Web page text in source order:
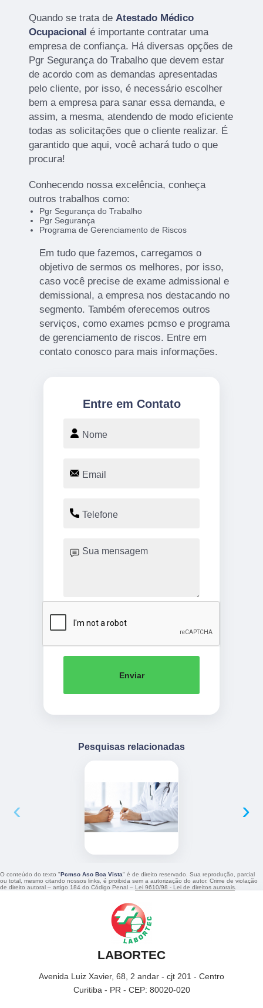
Quando se trata deAtestado Médico
Ocupacional é importante contratar uma
empresa de confiança. Há diversas opções de
Pgr Segurança do Trabalho que devem estar
de acordo com as demandas apresentadas
pelo cliente, por isso, é necessário escolher
bem a empresa para sanar essa demanda, e
assim, a mesma, atendendo de modo eficiente
todas as solicitações que o cliente realizar. É
garantido que aqui, você achará tudo o que
procura!
Conhecendo nossa excelência, conheça
outros trabalhos como:
Pgr Segurança do Trabalho
Pgr Segurança
Programa de Gerenciamento de Riscos
Em tudo que fazemos, carregamos o
objetivo de sermos os melhores, por isso,
caso você precise de exame admissional e
demissional, a empresa nos destacando no
segmento. Também oferecemos outros
serviços, como exames pcmso e programa
de gerenciamento de riscos. Entre em
contato conosco para mais informações.
Entre em Contato
Enviar
Pesquisas relacionadas
‹ ›
O conteúdo do texto "Pcmso Aso Boa Vista" é de direito reservado. Sua reprodução, parcial
ou total, mesmo citando nossos links, é proibida sem a autorização do autor. Crime de violação
de direito autoral – artigo 184 do Código Penal – Lei 9610/98 - Lei de direitos autorais
LABORTEC
Avenida Luiz Xavier, 68, 2 andar - cjt 201 - Centro
Curitiba - PR - CEP: 80020-020